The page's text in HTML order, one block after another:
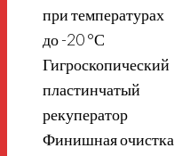
при температурах
до -20 °С
Гигроскопический
пластинчатый
рекуператор
Финишная очистка